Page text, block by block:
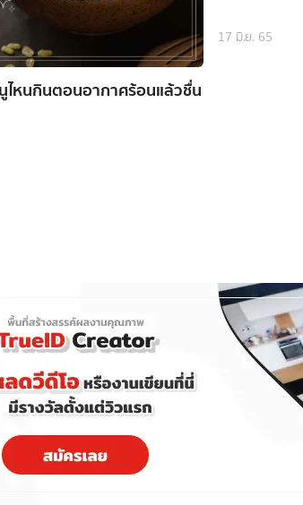
ไหนกินตอนอากาศร้อนแล้วชื่น
17 มิ.ย. 65